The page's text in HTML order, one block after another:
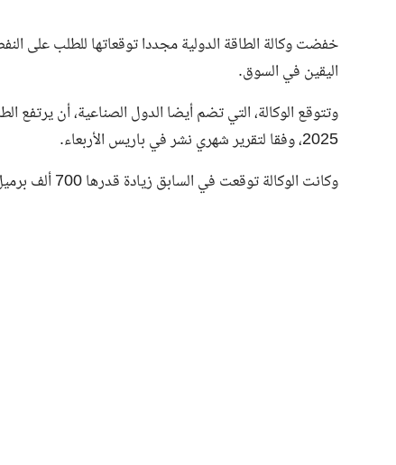
خفضت وكالة الطاقة الدولية مجددا توقعاتها للطلب على
اليقين في السوق.
2025، وفقا لتقرير شهري نشر في باريس الأربعاء.
وكانت الوكالة توقعت في السابق زيادة قدرها 700 ألف برميل.